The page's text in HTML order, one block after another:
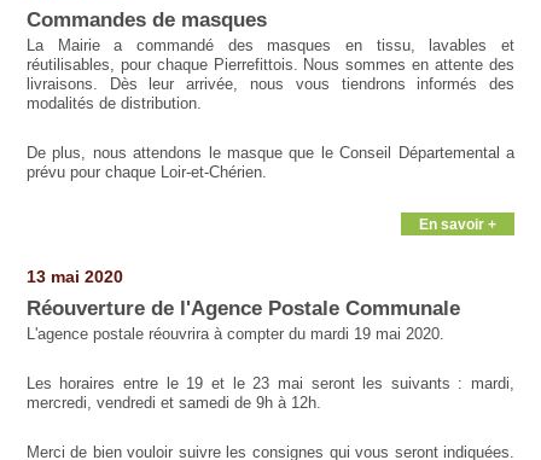
Commandes de masques
La Mairie a commandé des masques en tissu, lavables et
réutilisables, pour chaque Pierrefittois. Nous sommes en attente des
livraisons. Dès leur arrivée, nous vous tiendrons informés des
modalités de distribution.
De plus, nous attendons le masque que le Conseil Départemental a
prévu pour chaque Loir-et-Chérien.
En savoir +
13 mai 2020
Réouverture de l'Agence Postale Communale
L'agence postale réouvrira à compter du mardi 19 mai 2020.
Les horaires entre le 19 et le 23 mai seront les suivants : mardi,
mercredi, vendredi et samedi de 9h à 12h.
Merci de bien vouloir suivre les consignes qui vous seront indiquées.